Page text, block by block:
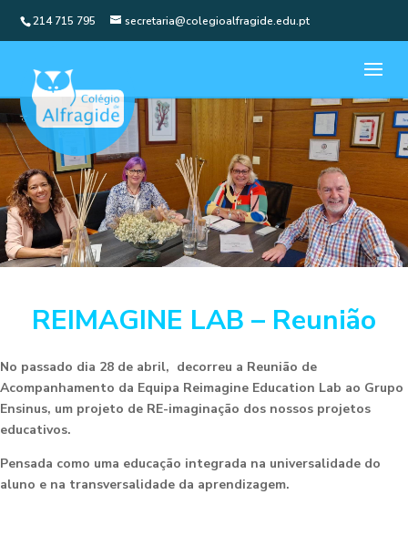
214 715 795 secretaria@colegioalfragide.edu.pt
REIMAGINE LAB – Reunião
No passado dia 28 de abril, decorreu a Reunião de
Acompanhamento da Equipa Reimagine Education Lab ao Grupo
Ensinus, um projeto de RE-imaginação dos nossos projetos
educativos.
Pensada como uma educação integrada na universalidade do
aluno e na transversalidade da aprendizagem.